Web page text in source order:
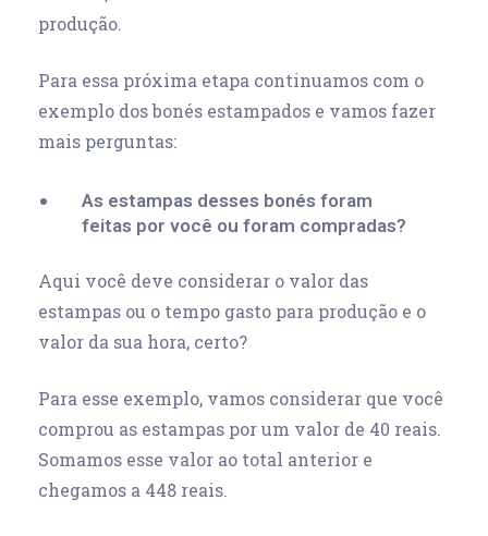
produção.
Para essa próxima etapa continuamos com o
exemplo dos bonés estampados e vamos fazer
mais perguntas:
As estampas desses bonés foram
feitas por você ou foram compradas?
Aqui você deve considerar o valor das
estampas ou o tempo gasto para produção e o
valor da sua hora, certo?
Para esse exemplo, vamos considerar que você
comprou as estampas por um valor de 40 reais.
Somamos esse valor ao total anterior e
chegamos a 448 reais.